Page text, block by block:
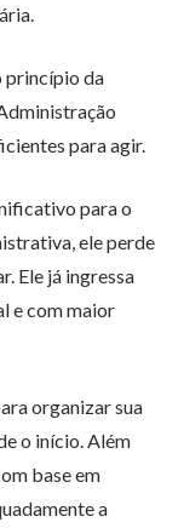
princípio da
para agir.
para o
ele perde
Ele já ingressa
e com maior
organizar sua
o início. Além
base em
a